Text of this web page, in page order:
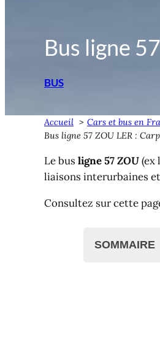
Bus ligne
BUS
Accueil Cars et bus en
Bus ligne 57 ZOU LER :
Le bus ligne 57ZOU(ex
liaisons interurbaines
Consultez sur cette
SOMMAIRE
Bus